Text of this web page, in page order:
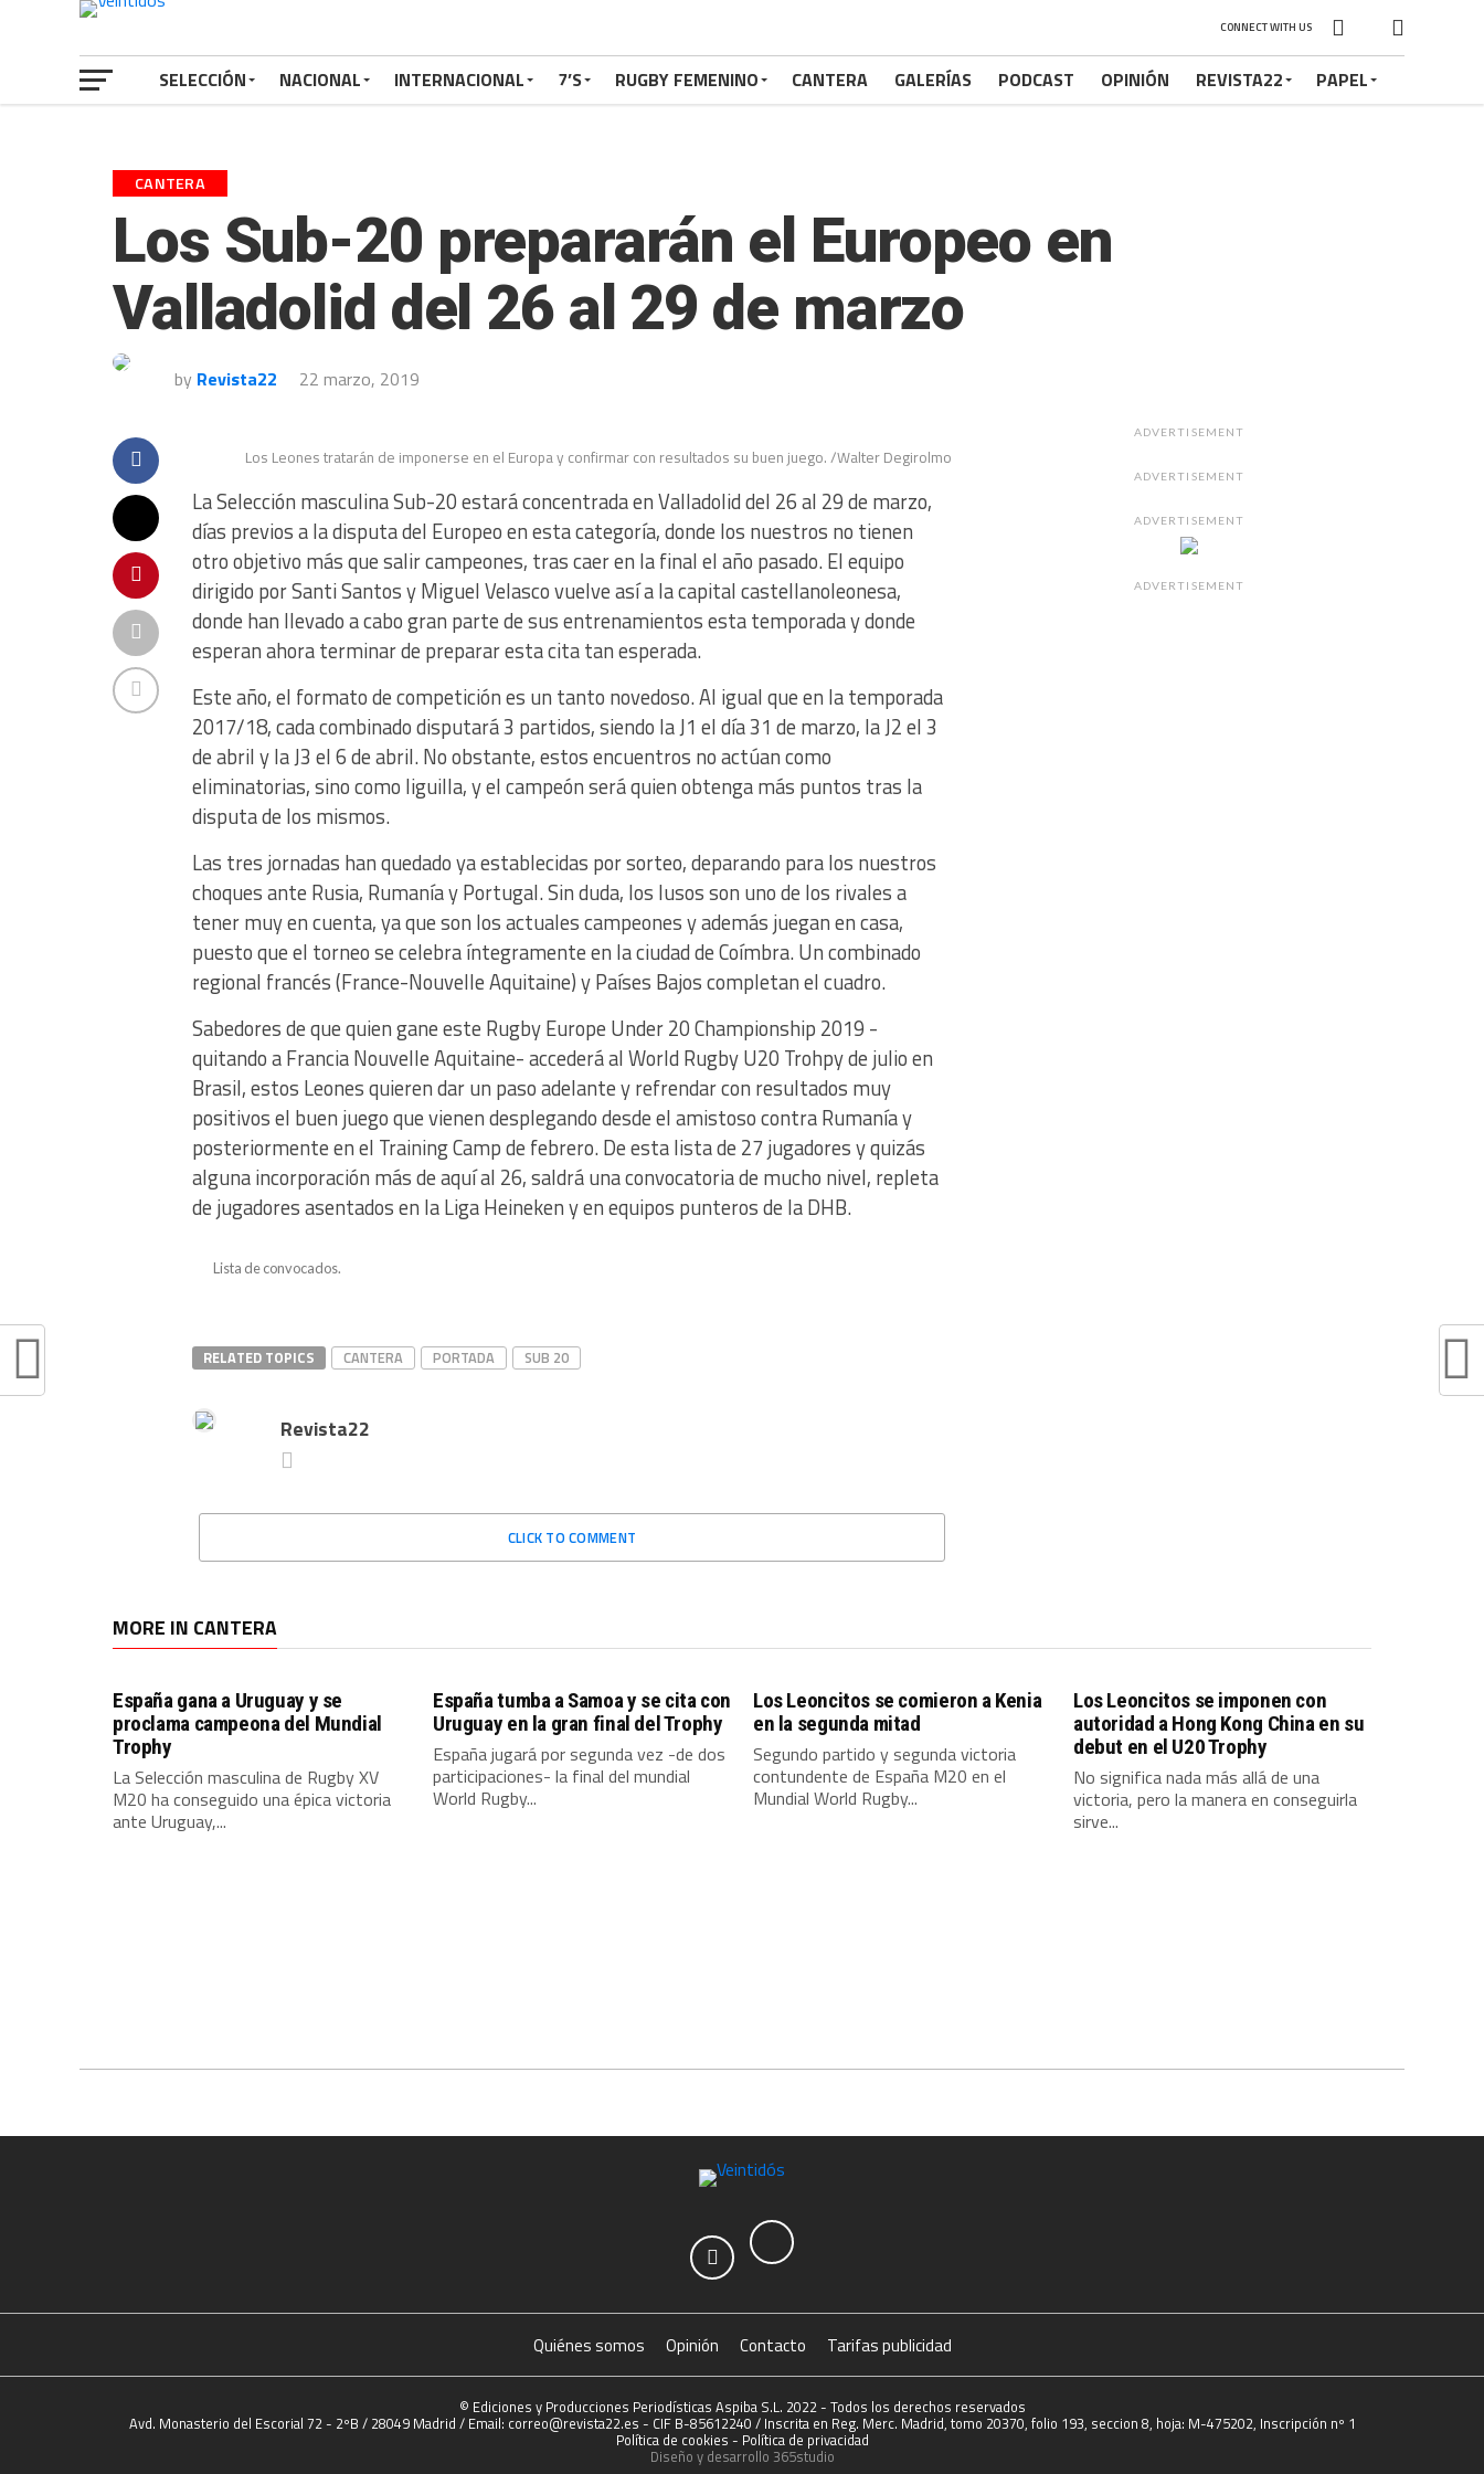
CONNECT WITH US
SELECCIÓN NACIONAL INTERNACIONAL 7’S RUGBY FEMENINO CANTERA GALERÍAS PODCAST OPINIÓN REVISTA22 PAPEL
CANTERA
Los Sub-20 prepararán el Europeo en
Valladolid del 26 al 29 de marzo
by Revista22 22 marzo, 2019
Los Leones tratarán de imponerse en el Europa y confirmar con resultados su buen juego. /Walter Degirolmo
La Selección masculina Sub-20 estará concentrada en Valladolid del 26 al 29 de marzo,
días previos a la disputa del Europeo en esta categoría, donde los nuestros no tienen
otro objetivo más que salir campeones, tras caer en la final el año pasado. El equipo
dirigido por Santi Santos y Miguel Velasco vuelve así a la capital castellanoleonesa,
donde han llevado a cabo gran parte de sus entrenamientos esta temporada y donde
esperan ahora terminar de preparar esta cita tan esperada.
Este año, el formato de competición es un tanto novedoso. Al igual que en la temporada
2017/18, cada combinado disputará 3 partidos, siendo la J1 el día 31 de marzo, la J2 el 3
de abril y la J3 el 6 de abril. No obstante, estos encuentros no actúan como
eliminatorias, sino como liguilla, y el campeón será quien obtenga más puntos tras la
disputa de los mismos.
Las tres jornadas han quedado ya establecidas por sorteo, deparando para los nuestros
choques ante Rusia, Rumanía y Portugal. Sin duda, los lusos son uno de los rivales a
tener muy en cuenta, ya que son los actuales campeones y además juegan en casa,
puesto que el torneo se celebra íntegramente en la ciudad de Coímbra. Un combinado
regional francés (France-Nouvelle Aquitaine) y Países Bajos completan el cuadro.
Sabedores de que quien gane este Rugby Europe Under 20 Championship 2019 -
quitando a Francia Nouvelle Aquitaine- accederá al World Rugby U20 Trohpy de julio en
Brasil, estos Leones quieren dar un paso adelante y refrendar con resultados muy
positivos el buen juego que vienen desplegando desde el amistoso contra Rumanía y
posteriormente en el Training Camp de febrero. De esta lista de 27 jugadores y quizás
alguna incorporación más de aquí al 26, saldrá una convocatoria de mucho nivel, repleta
de jugadores asentados en la Liga Heineken y en equipos punteros de la DHB.
Lista de convocados.
RELATED TOPICS CANTERA PORTADA SUB 20
Revista22
CLICK TO COMMENT
ADVERTISEMENT
ADVERTISEMENT
ADVERTISEMENT
ADVERTISEMENT
MORE IN CANTERA
España gana a Uruguay y se
proclama campeona del Mundial
Trophy
La Selección masculina de Rugby XV
M20 ha conseguido una épica victoria
ante Uruguay,...
España tumba a Samoa y se cita con
Uruguay en la gran final del Trophy
España jugará por segunda vez -de dos
participaciones- la final del mundial
World Rugby...
Los Leoncitos se comieron a Kenia
en la segunda mitad
Segundo partido y segunda victoria
contundente de España M20 en el
Mundial World Rugby...
Los Leoncitos se imponen con
autoridad a Hong Kong China en su
debut en el U20 Trophy
No significa nada más allá de una
victoria, pero la manera en conseguirla
sirve...
Quiénes somos Opinión Contacto Tarifas publicidad
© Ediciones y Producciones Periodísticas Aspiba S.L. 2022 - Todos los derechos reservados
Avd. Monasterio del Escorial 72 - 2ºB / 28049 Madrid / Email: correo@revista22.es - CIF B-85612240 / Inscrita en Reg. Merc. Madrid, tomo 20370, folio 193, seccion 8, hoja: M-475202, Inscripción nº 1
Política de cookies - Política de privacidad
Diseño y desarrollo 365studio